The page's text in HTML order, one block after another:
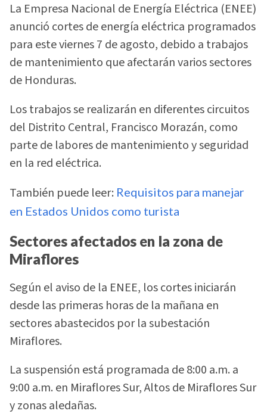
La Empresa Nacional de Energía Eléctrica (ENEE)
anunció cortes de energía eléctrica programados
para este viernes 7 de agosto, debido a trabajos
de mantenimiento que afectarán varios sectores
de Honduras.
Los trabajos se realizarán en diferentes circuitos
del Distrito Central, Francisco Morazán, como
parte de labores de mantenimiento y seguridad
en la red eléctrica.
También puede leer: Requisitos para manejar
en Estados Unidos como turista
Sectores afectados en la zona de
Miraflores
Según el aviso de la ENEE, los cortes iniciarán
desde las primeras horas de la mañana en
sectores abastecidos por la subestación
Miraflores.
La suspensión está programada de 8:00 a.m. a
9:00 a.m. en Miraflores Sur, Altos de Miraflores Sur
y zonas aledañas.